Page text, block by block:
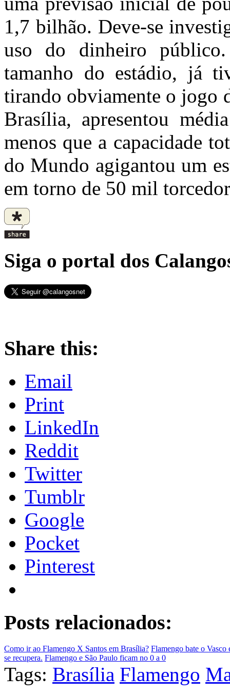
1,7 bilhão. Deve-se
uso do dinheiro
tamanho do estádio, já
tirando obviamente o jogo
Brasília, apresentou
menos que a capacidade
do Mundo agigantou um
em torno de 50 mil
Siga o portal dos
Share this:
Email
Print
LinkedIn
Reddit
Twitter
Tumblr
Google
Pocket
Pinterest
Posts relacionados:
Como ir ao Flamengo X Santos em Brasília? Flamengo bate o
se recupera. Flamengo e São Paulo ficam no 0 a 0
Tags: Brasília Flamengo